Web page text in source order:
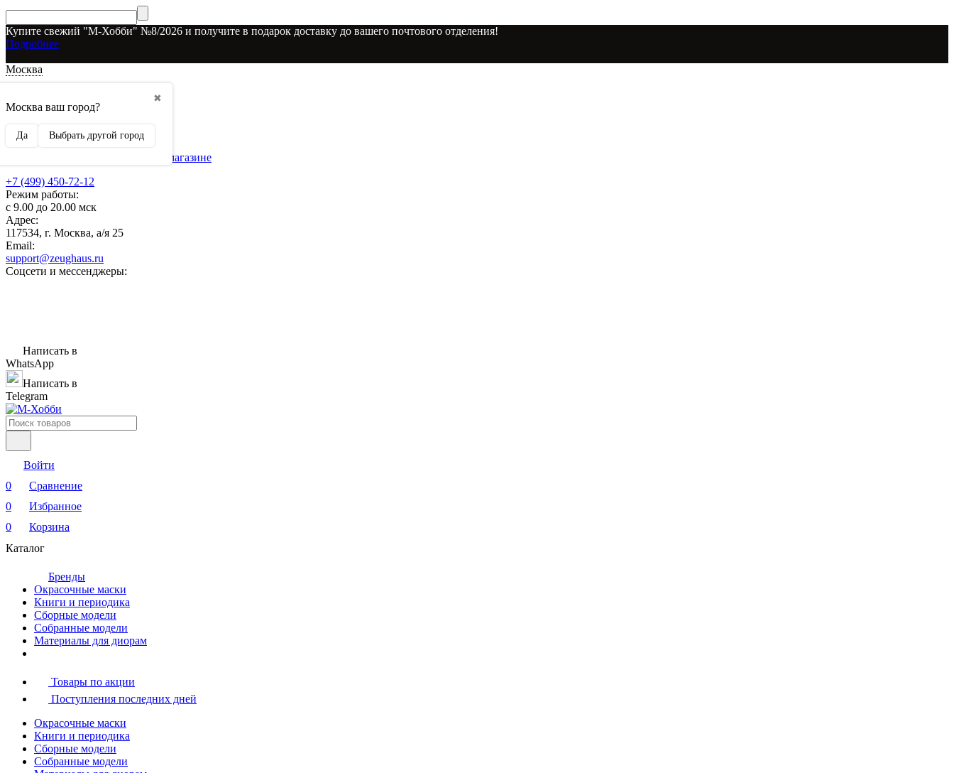
Купите свежий "М-Хобби" №8/2026 и получите в подарок доставку до вашего почтового отделения!
Подробнее
Москва
✖
Москва ваш город?
Да Выбрать другой город
О наших скидках
Рекламодателям
Бренды, представленные в магазине
+7 (499) 450-72-12
Режим работы:
с 9.00 до 20.00 мск
Адрес:
117534, г. Москва, а/я 25
Email:
support@zeughaus.ru
Соцсети и мессенджеры:
Написать в
WhatsApp
Написать в
Telegram
Войти
0
Сравнение
0
Избранное
0
Корзина
Каталог
Бренды
Окрасочные маски
Книги и периодика
Сборные модели
Собранные модели
Материалы для диорам
Товары по акции
Поступления последних дней
Окрасочные маски
Книги и периодика
Сборные модели
Собранные модели